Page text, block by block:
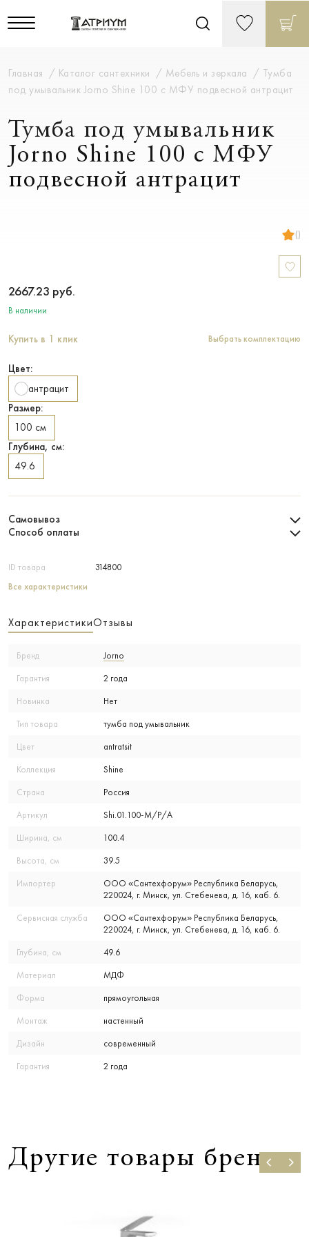
Главная Каталог сантехники Мебель и зеркала
Тумба
под умывальник Jorno Shine 100 с МФУ подвесной антрацит
Тумба под умывальник
Jorno Shine 100 с МФУ
подвесной антрацит
()
ID товара 314800
Все характеристики
2667.23 руб.
В наличии
Купить в 1 клик Выбрать комплектацию
Цвет:
антрацит
Размер:
100 см
Глубина, см:
49.6
Самовывоз
Способ оплаты
ХарактеристикиОтзывы
Бренд Jorno
Гарантия 2 года
Новинка Нет
Тип товара тумба под умывальник
Цвет antratsit
Коллекция Shine
Страна Россия
Артикул Shi.01.100-M/P/A
Ширина, см 100.4
Высота, см 39.5
Импортер
ООО «Сантехфорум» Республика Беларусь,
220024, г. Минск, ул. Стебенева, д. 16, каб. 6.
Сервисная служба
ООО «Сантехфорум» Республика Беларусь,
220024, г. Минск, ул. Стебенева, д. 16, каб. 6.
Глубина, см 49.6
Материал МДФ
Форма прямоугольная
Монтаж настенный
Дизайн современный
Гарантия 2 года
Другие товары бренда